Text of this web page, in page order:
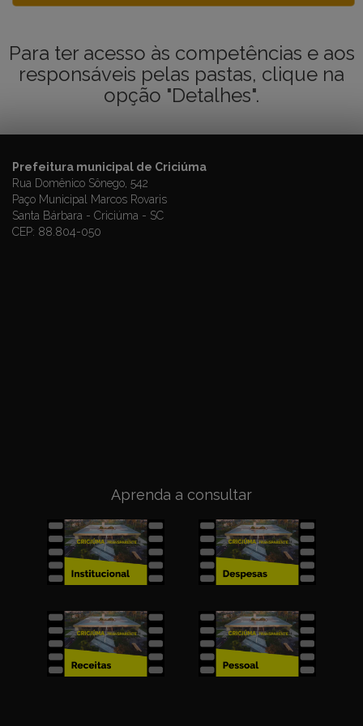
Para ter acesso às competências e aos
responsáveis pelas pastas, clique na
opção "Detalhes".
Prefeitura municipal de Criciúma
Rua Domênico Sônego, 542
Paço Municipal Marcos Rovaris
Santa Bárbara - Criciúma - SC
CEP: 88.804-050
Aprenda a consultar